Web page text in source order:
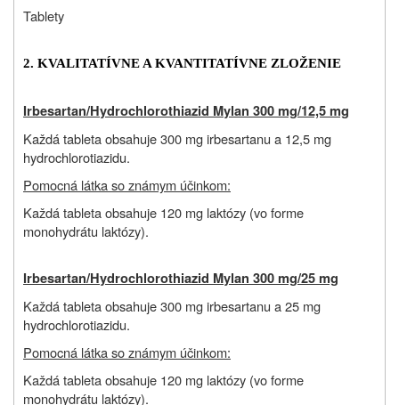
Tablety
2. KVALITATÍVNE A KVANTITATÍVNE ZLOŽENIE
Irbesartan/Hydrochlorothiazid Mylan 300 mg/12,5 mg
Každá tableta obsahuje 300 mg irbesartanu a 12,5 mg
hydrochlorotiazidu.
Pomocná látka so známym účinkom:
Každá tableta obsahuje 120 mg laktózy (vo forme
monohydrátu laktózy).
Irbesartan/Hydrochlorothiazid Mylan 300 mg/25 mg
Každá tableta obsahuje 300 mg irbesartanu a 25 mg
hydrochlorotiazidu.
Pomocná látka so známym účinkom:
Každá tableta obsahuje 120 mg laktózy (vo forme
monohydrátu laktózy).